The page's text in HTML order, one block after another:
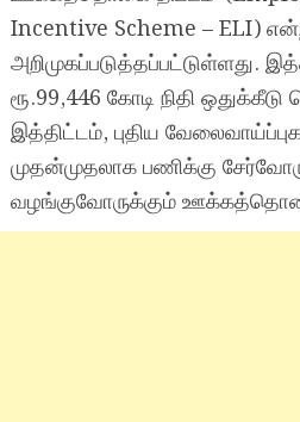
Incentive Scheme – ELI)
அறிமுகப்படுத்தப்பட்டுள்ளது.
ரூ.99,446 கோடி நிதி
இத்திட்டம், புதிய
முதன்முதலாக பணிக்கு
வழங்குவோருக்கும்